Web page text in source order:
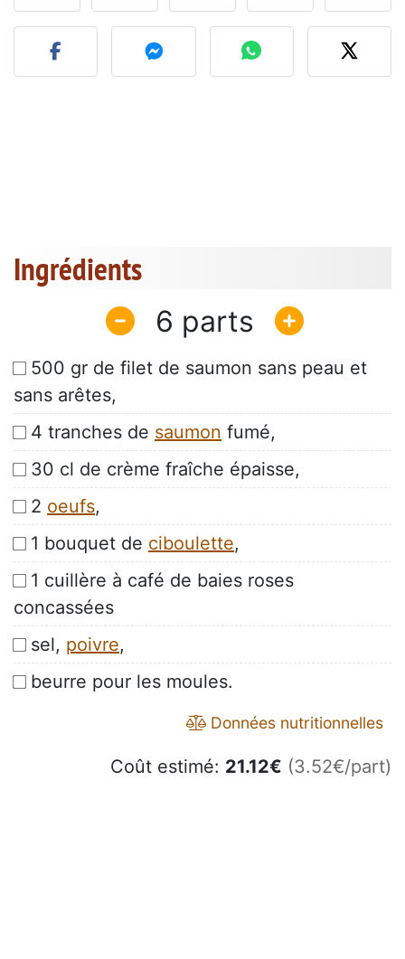
Publier votre photo de
Ingrédients
6
500 gr de filet de saumon sans peau et
sans arêtes,
4 tranches de saumon fumé,
30 cl de crème fraîche épaisse,
2 oeufs,
1 bouquet de ciboulette,
1 cuillère à café de baies roses
concassées
sel, poivre,
beurre pour les moules.
Données nutritionnelles
Coût estimé: 21.12€ (3.52€/part)